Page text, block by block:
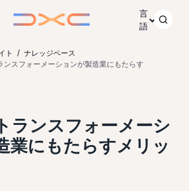
言
語
ト
ナレッジベース
ンスフォーメーションが製造業にもたらす
ランスフォーメーシ
業にもたらすメリッ